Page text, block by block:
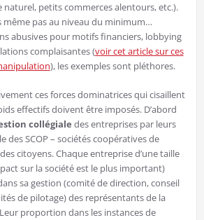
naturel, petits commerces alentours, etc.).
même pas au niveau du minimum…
abusives pour motifs financiers, lobbying
complaisantes (voir cet article sur ces
), les exemples sont pléthores.
ces forces dominatrices qui cisaillent
effectifs doivent être imposés. D’abord
collégiale des entreprises par leurs
des SCOP – sociétés coopératives de
citoyens. Chaque entreprise d’une taille
sur la société est le plus important)
sa gestion (comité de direction, conseil
de pilotage) des représentants de la
proportion dans les instances de